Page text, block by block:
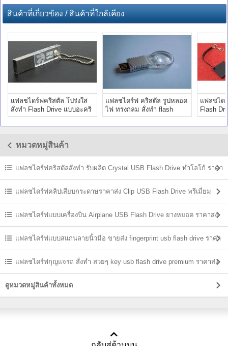
สินค้าที่เกี่ยวข้อง / สินค้าที่ใกล้เคียง
แฟลชไดร์ฟคริสตัล โปร่งใส
สั่งทำ Flash Drive แบบอะคริ
ลิค พร้อมสกรีนโลโก้
แฟลชไดร์ฟ คริสตัล รูปหลอด
ไฟ ทรงกลม สั่งทำ flash
drive พร้อมสกรีนโลโก้
แฟลชได
Flash
บาง พร้อ
หมวดหมู่สินค้า
แฟลชไดร์ฟคริสตัลสั่งทำ รับผลิต Crystal USB Flash Drive ทำโลโก้ ราคา
ส่ง แฟลชไดร์ฟคลิปเสียบกระดาษราคาส่ง Clip USB Flash Drive พรีเมี่ยม
ราคาถูกแฟลชไดร์ฟแบบเครื่องบิน Airplane USB Flash Drive ยางหยอด ราคาส่ง
แฟลชไดร์ฟแบบสแกนลายนิ้วมือ ขายส่ง fingerprint usb flash drive ราคา
ถูก แฟลชไดร์ฟกุญแจรถ สั่งทำ สวยๆ key usb flash drive premium ราคาส่ง
ดูหมวดหมู่สินค้าทั้งหมด